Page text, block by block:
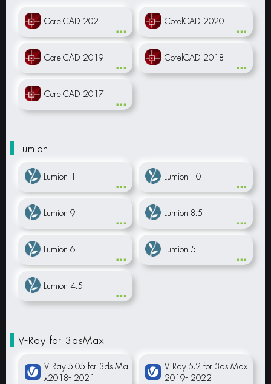
CorelCAD 2021 CorelCAD 2020
CorelCAD 2019 CorelCAD 2018
CorelCAD 2017
Lumion
Lumion 11 Lumion 10
Lumion 9 Lumion 8.5
Lumion 6 Lumion 5
Lumion 4.5
V-Ray for 3dsMax
V-Ray 5.05 for 3ds Ma
x2018- 2021
V-Ray 5.2 for 3ds Max
2019- 2022